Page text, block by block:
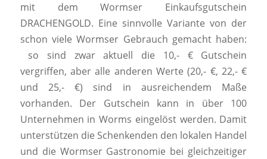
mit dem Wormser Einkaufsgutschein
DRACHENGOLD. Eine sinnvolle Variante von der
schon viele Wormser Gebrauch gemacht haben:
so sind zwar aktuell die 10,- € Gutschein
vergriffen, aber alle anderen Werte (20,- €, 22,- €
und 25,- €) sind in ausreichendem Maße
vorhanden. Der Gutschein kann in über 100
Unternehmen in Worms eingelöst werden. Damit
unterstützen die Schenkenden den lokalen Handel
und die Wormser Gastronomie bei gleichzeitiger